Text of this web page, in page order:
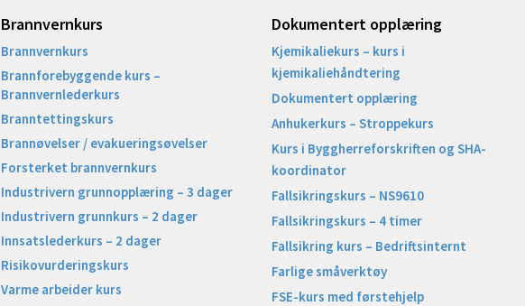
Brannvernkurs
Brannvernkurs
Brannforebyggende kurs –
Brannvernlederkurs
Branntettingskurs
Brannøvelser / evakueringsøvelser
Forsterket brannvernkurs
Industrivern grunnopplæring – 3 dager
Industrivern grunnkurs – 2 dager
Innsatslederkurs – 2 dager
Risikovurderingskurs
Varme arbeider kurs
Dokumentert opplæring
Kjemikaliekurs – kurs i
kjemikaliehåndtering
Dokumentert opplæring
Anhukerkurs – Stroppekurs
Kurs i Byggherreforskriften og SHA-
koordinator
Fallsikringskurs – NS9610
Fallsikringskurs – 4 timer
Fallsikring kurs – Bedriftsinternt
Farlige småverktøy
FSE-kurs med førstehjelp